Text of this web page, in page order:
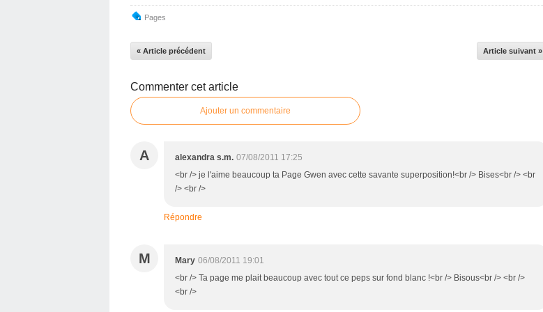
Pages
« Article précédent Article suivant »
Commenter cet article
Ajouter un commentaire
A alexandra s.m. 07/08/2011 17:25
<br /> je l'aime beaucoup ta Page Gwen avec cette savante superposition!<br /> Bises<br /> <br
/> <br />
Répondre
M Mary 06/08/2011 19:01
<br /> Ta page me plait beaucoup avec tout ce peps sur fond blanc !<br /> Bisous<br /> <br />
<br />